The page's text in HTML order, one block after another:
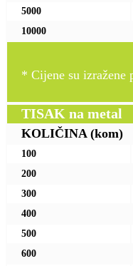
5000
10000
* Cijene su izražene
TISAK na metal
KOLIČINA (kom)
100
200
300
400
500
600